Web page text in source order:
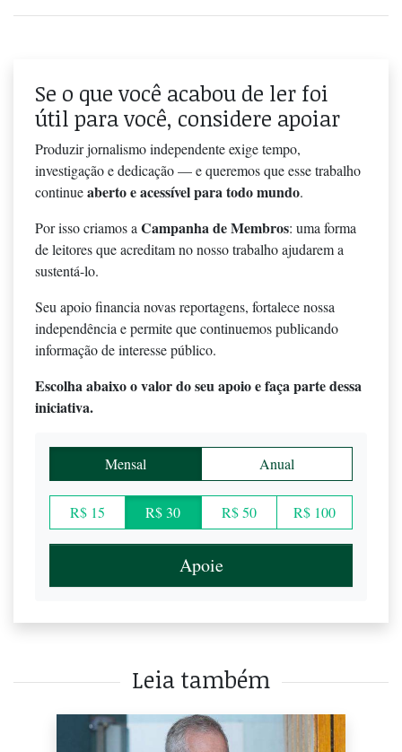
Se o que você acabou de ler foi
útil para você, considere apoiar
Produzir jornalismo independente exige tempo,
investigação e dedicação — e queremos que esse trabalho
continueaberto e acessível para todo mundo.
Por isso criamos aCampanha de Membros: uma forma
de leitores que acreditam no nosso trabalho ajudarem a
sustentá-lo.
Seu apoio financia novas reportagens, fortalece nossa
independência e permite que continuemos publicando
informação de interesse público.
Escolha abaixo o valor do seu apoio e faça parte dessa
iniciativa.
Mensal Anual
R$ 15 R$ 30 R$ 50 R$ 100
Apoie
Leia também